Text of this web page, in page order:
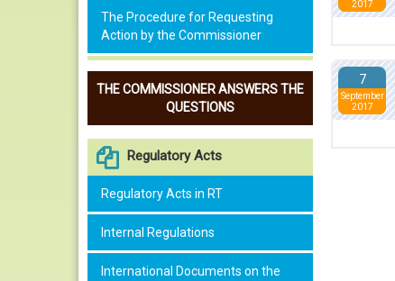
The Procedure for Requesting
Action by the Commissioner
THE COMMISSIONER ANSWERS THE
QUESTIONS
Regulatory Acts
Regulatory Acts in RT
Internal Regulations
International Documents on the
2017
7
September
2017